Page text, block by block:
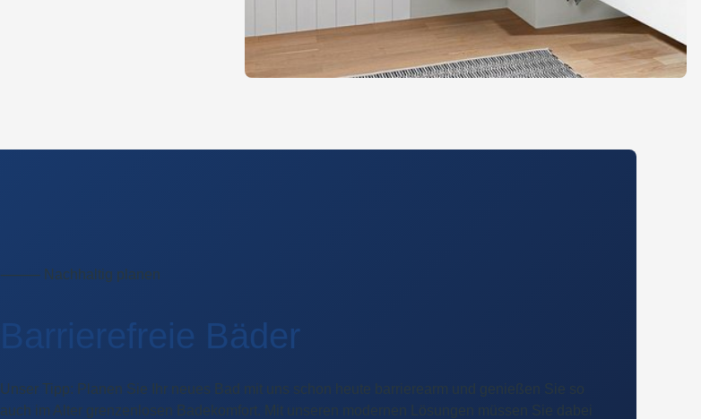
⸻ Nachhaltig planen
Barrierefreie Bäder
Unser Tipp: Planen Sie Ihr neues Bad mit uns schon heute barrierearm und genießen Sie so
auch im Alter grenzenlosen Badekomfort. Mit unseren modernen Lösungen müssen Sie dabei